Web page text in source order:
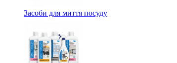
Засоби для миття посуду